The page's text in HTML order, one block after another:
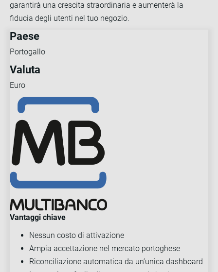
garantirà una crescita straordinaria e aumenterà la
fiducia degli utenti nel tuo negozio.
Paese
Portogallo
Valuta
Euro
Vantaggi chiave
Nessun costo di attivazione
Ampia accettazione nel mercato portoghese
Riconciliazione automatica da un’unica dashboard